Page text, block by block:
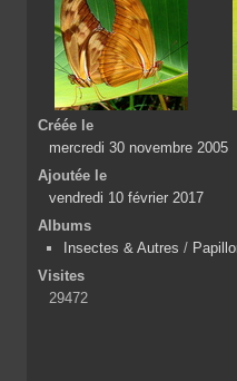
Créée le
mercredi 30 novembre 2005
Ajoutée le
vendredi 10 février 2017
Albums
Insectes & Autres /
Visites
29472